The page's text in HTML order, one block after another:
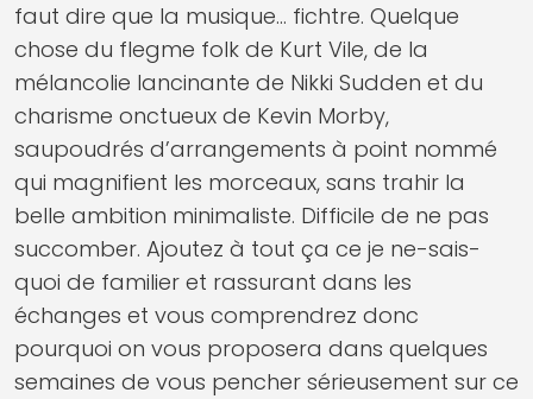
faut dire que la musique… fichtre. Quelque
chose du flegme folk de Kurt Vile, de la
mélancolie lancinante de Nikki Sudden et du
charisme onctueux de Kevin Morby,
saupoudrés d’arrangements à point nommé
qui magnifient les morceaux, sans trahir la
belle ambition minimaliste. Difficile de ne pas
succomber. Ajoutez à tout ça ce je ne-sais-
quoi de familier et rassurant dans les
échanges et vous comprendrez donc
pourquoi on vous proposera dans quelques
semaines de vous pencher sérieusement sur ce